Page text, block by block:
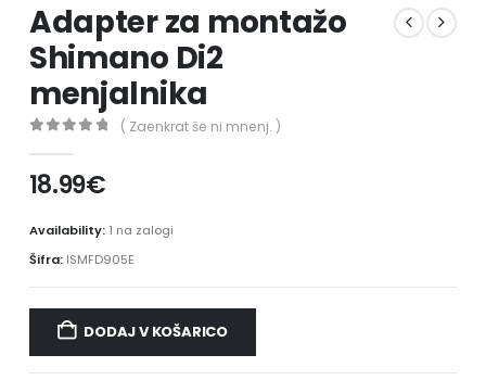
Adapter za montažo
Shimano Di2
menjalnika
( Zaenkrat še ni mnenj. )
18.99€
Availability: 1 na zalogi
Šifra: ISMFD905E
DODAJ V KOŠARICO